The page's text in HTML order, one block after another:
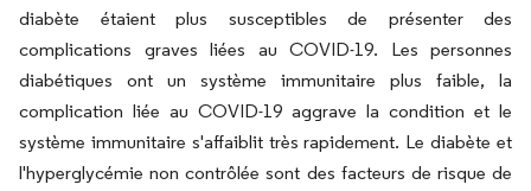
diabète étaient plus susceptibles de présenter des
complications graves liées au COVID-19. Les personnes
diabétiques ont un système immunitaire plus faible, la
complication liée au COVID-19 aggrave la condition et le
système immunitaire s'affaiblit très rapidement. Le diabète et
l'hyperglycémie non contrôlée sont des facteurs de risque de